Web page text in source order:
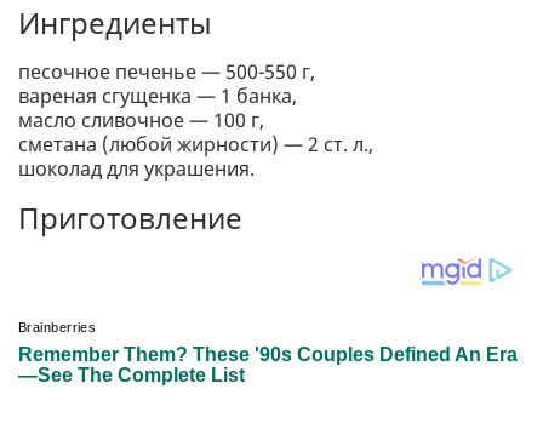
Ингредиенты
песочное печенье — 500-550 г,
вареная сгущенка — 1 банка,
масло сливочное — 100 г,
сметана (любой жирности) — 2 ст. л.,
шоколад для украшения.
Приготовление